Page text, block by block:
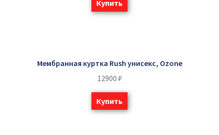
Купить
Мембранная куртка Rush унисекс, Ozone
12900 ₽
Купить